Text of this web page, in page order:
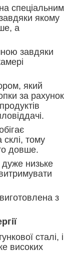
спеціальним
якому
а
завдяки
який
за рахунок
тому
довше.
низьке
з
сталі, і
високих